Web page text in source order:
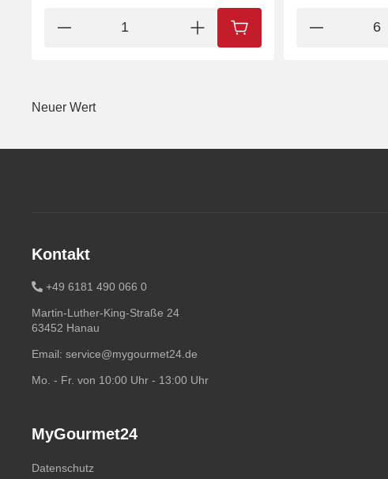
IN DEN WARENKORB
Neuer Wert
Kontakt
+49 6181 490 066 0
Martin-Luther-King-Straße 24
63452 Hanau
Email: service@mygourmet24.de
Mo. - Fr. von 10:00 Uhr - 13:00 Uhr
MyGourmet24
Datenschutz